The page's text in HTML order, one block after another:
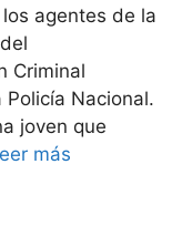
agentes de la
Criminal
Nacional.
joven que
más